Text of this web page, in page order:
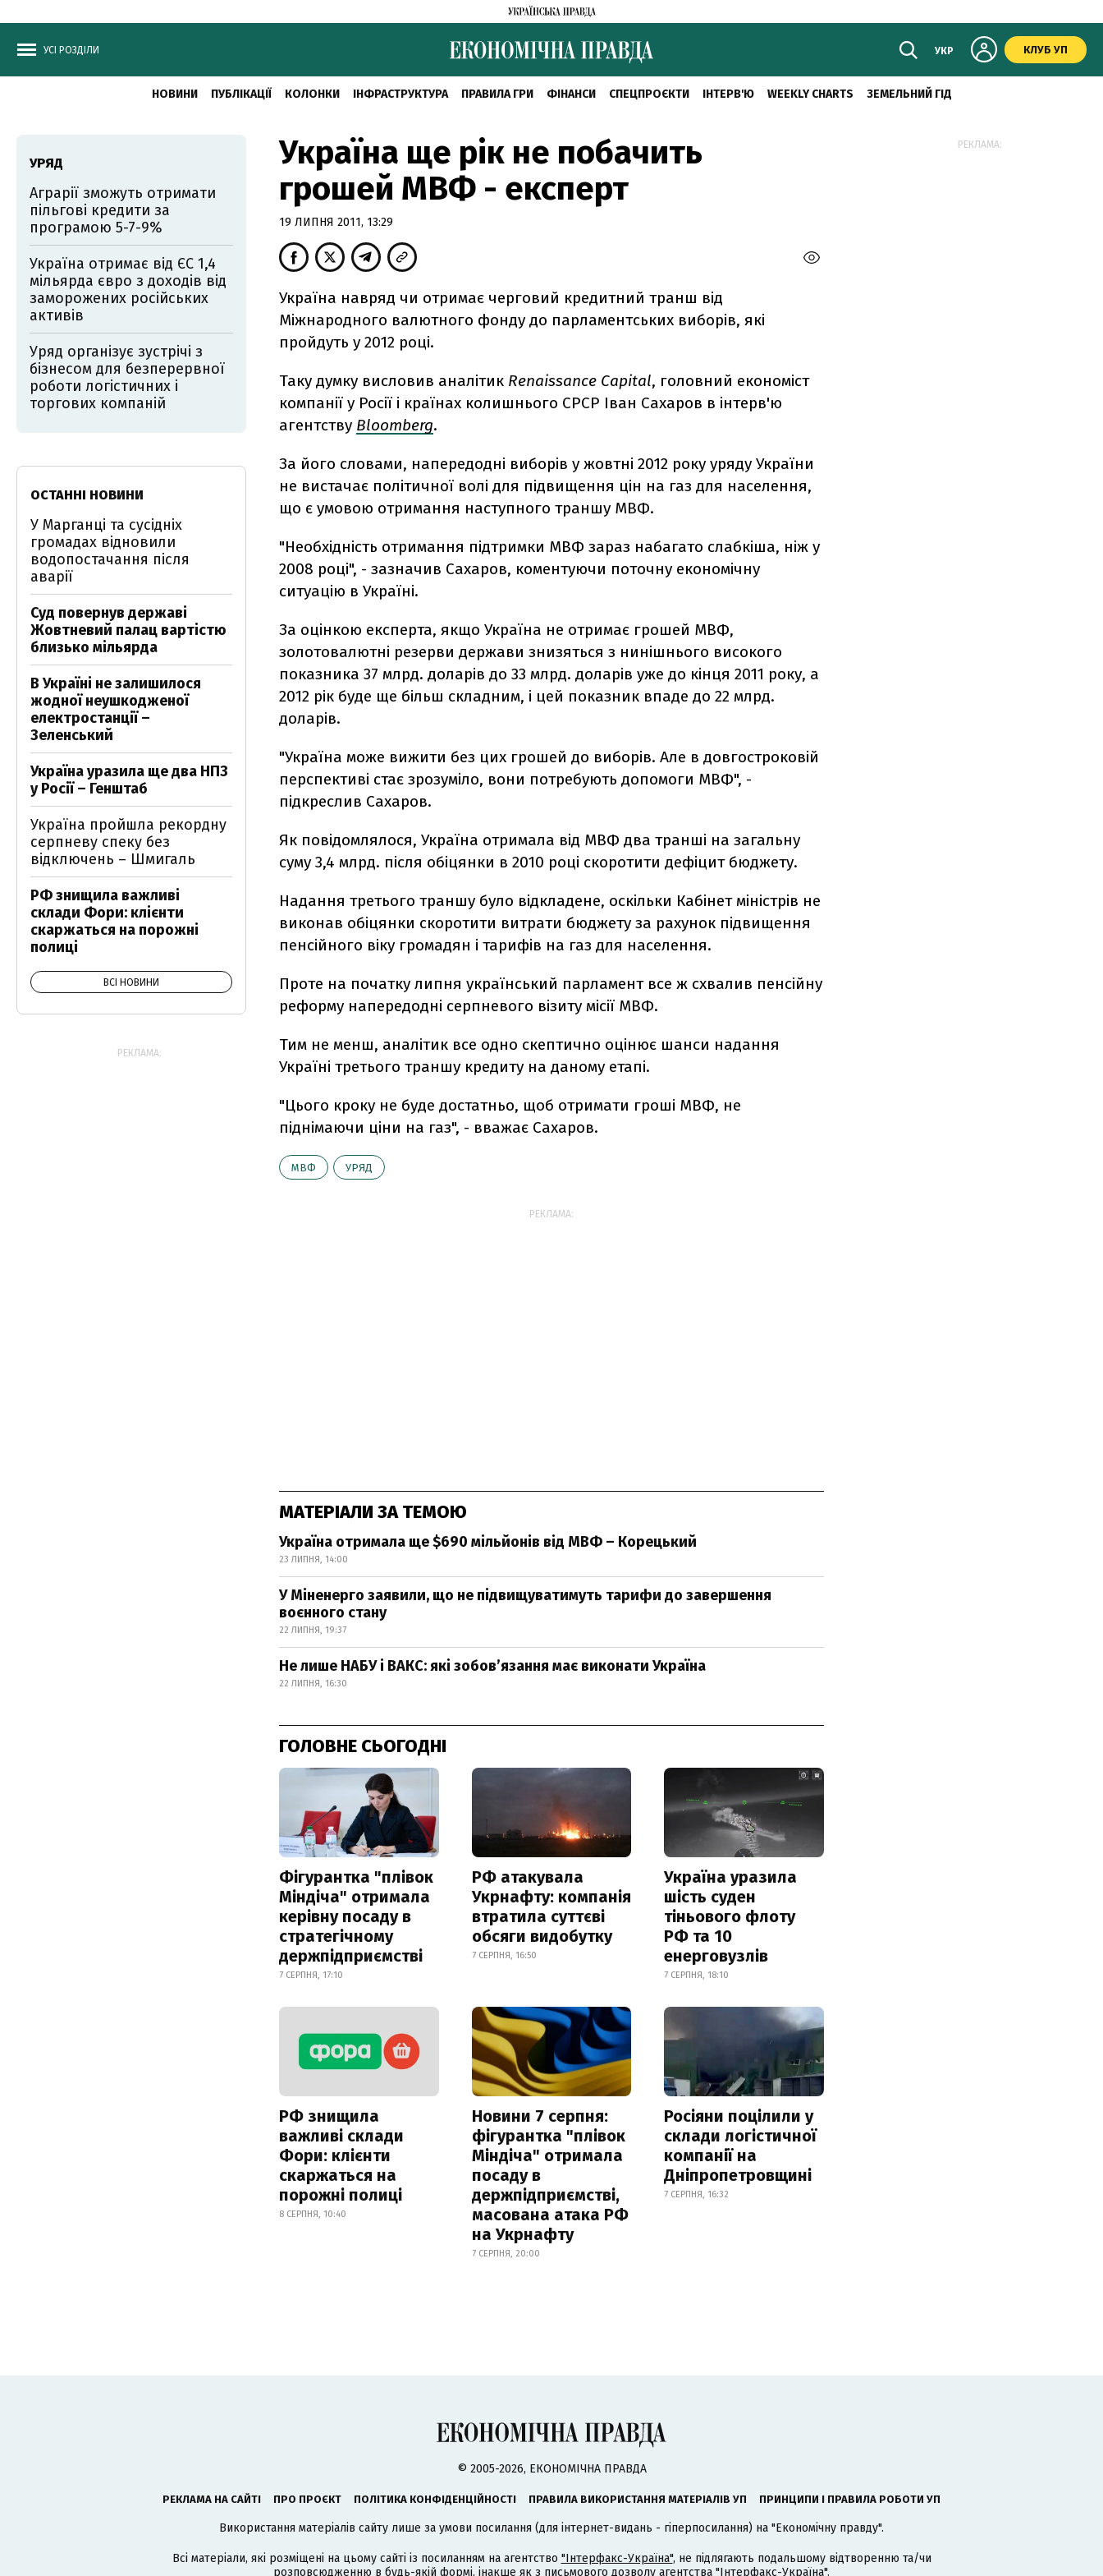
УСІ РОЗДІЛИ УКР КЛУБ УП
НОВИНИ ПУБЛІКАЦІЇ КОЛОНКИ ІНФРАСТРУКТУРА ПРАВИЛА ГРИ ФІНАНСИ СПЕЦПРОЄКТИ ІНТЕРВ'Ю WEEKLY CHARTS ЗЕМЕЛЬНИЙ ГІД
Україна ще рік не побачить
грошей МВФ - експерт
19 ЛИПНЯ 2011, 13:29
Україна навряд чи отримає черговий кредитний транш від
Міжнародного валютного фонду до парламентських виборів, які
пройдуть у 2012 році.
Таку думку висловив аналітик Renaissance Capital, головний економіст
компанії у Росії і країнах колишнього СРСР Іван Сахаров в інтерв'ю
агентству Bloomberg.
За його словами, напередодні виборів у жовтні 2012 року уряду України
не вистачає політичної волі для підвищення цін на газ для населення,
що є умовою отримання наступного траншу МВФ.
"Необхідність отримання підтримки МВФ зараз набагато слабкіша, ніж у
2008 році", - зазначив Сахаров, коментуючи поточну економічну
ситуацію в Україні.
За оцінкою експерта, якщо Україна не отримає грошей МВФ,
золотовалютні резерви держави знизяться з нинішнього високого
показника 37 млрд. доларів до 33 млрд. доларів уже до кінця 2011 року, а
2012 рік буде ще більш складним, і цей показник впаде до 22 млрд.
доларів.
"Україна може вижити без цих грошей до виборів. Але в довгостроковій
перспективі стає зрозуміло, вони потребують допомоги МВФ", -
підкреслив Сахаров.
Як повідомлялося, Україна отримала від МВФ два транші на загальну
суму 3,4 млрд. після обіцянки в 2010 році скоротити дефіцит бюджету.
Надання третього траншу було відкладене, оскільки Кабінет міністрів не
виконав обіцянки скоротити витрати бюджету за рахунок підвищення
пенсійного віку громадян і тарифів на газ для населення.
Проте на початку липня український парламент все ж схвалив пенсійну
реформу напередодні серпневого візиту місії МВФ.
Тим не менш, аналітик все одно скептично оцінює шанси надання
Україні третього траншу кредиту на даному етапі.
"Цього кроку не буде достатньо, щоб отримати гроші МВФ, не
піднімаючи ціни на газ", - вважає Сахаров.
МВФ УРЯД
РЕКЛАМА:
МАТЕРІАЛИ ЗА ТЕМОЮ
Україна отримала ще $690 мільйонів від МВФ – Корецький
23 ЛИПНЯ, 14:00
У Міненерго заявили, що не підвищуватимуть тарифи до завершення
воєнного стану
22 ЛИПНЯ, 19:37
Не лише НАБУ і ВАКС: які зобов’язання має виконати Україна
22 ЛИПНЯ, 16:30
ГОЛОВНЕ СЬОГОДНІ
Фігурантка "плівок
Міндіча" отримала
керівну посаду в
стратегічному
держпідприємстві
7 СЕРПНЯ, 17:10
РФ атакувала
Укрнафту: компанія
втратила суттєві
обсяги видобутку
7 СЕРПНЯ, 16:50
Україна уразила
шість суден
тіньового флоту
РФ та 10
енерговузлів
7 СЕРПНЯ, 18:10
РФ знищила
важливі склади
Фори: клієнти
скаржаться на
порожні полиці
8 СЕРПНЯ, 10:40
Новини 7 серпня:
фігурантка "плівок
Міндіча" отримала
посаду в
держпідприємстві,
масована атака РФ
на Укрнафту
7 СЕРПНЯ, 20:00
Росіяни поцілили у
склади логістичної
компанії на
Дніпропетровщині
7 СЕРПНЯ, 16:32
УРЯД
Аграрії зможуть отримати
пільгові кредити за
програмою 5-7-9%
Україна отримає від ЄС 1,4
мільярда євро з доходів від
заморожених російських
активів
Уряд організує зустрічі з
бізнесом для безперервної
роботи логістичних і
торгових компаній
ОСТАННІ НОВИНИ
У Марганці та сусідніх
громадах відновили
водопостачання після
аварії
Суд повернув державі
Жовтневий палац вартістю
близько мільярда
В Україні не залишилося
жодної неушкодженої
електростанції –
Зеленський
Україна уразила ще два НПЗ
у Росії – Генштаб
Україна пройшла рекордну
серпневу спеку без
відключень – Шмигаль
РФ знищила важливі
склади Фори: клієнти
скаржаться на порожні
полиці
ВСІ НОВИНИ
РЕКЛАМА:
РЕКЛАМА:
© 2005-2026, ЕКОНОМІЧНА ПРАВДА
РЕКЛАМА НА САЙТІ ПРО ПРОЄКТ ПОЛІТИКА КОНФІДЕНЦІЙНОСТІ ПРАВИЛА ВИКОРИСТАННЯ МАТЕРІАЛІВ УП ПРИНЦИПИ І ПРАВИЛА РОБОТИ УП
Використання матеріалів сайту лише за умови посилання (для інтернет-видань - гіперпосилання) на "Економічну правду".
Всі матеріали, які розміщені на цьому сайті із посиланням на агентство "Інтерфакс-Україна", не підлягають подальшому відтворенню та/чи
розповсюдженню в будь-якій формі, інакше як з письмового дозволу агентства "Інтерфакс-Україна".